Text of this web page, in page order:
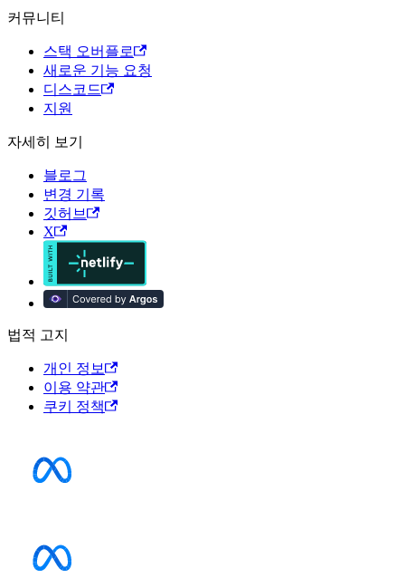
커뮤니티
스택 오버플로
새로운 기능 요청
디스코드
지원
자세히 보기
블로그
변경 기록
깃허브
X
법적 고지
개인 정보
이용 약관
쿠키 정책